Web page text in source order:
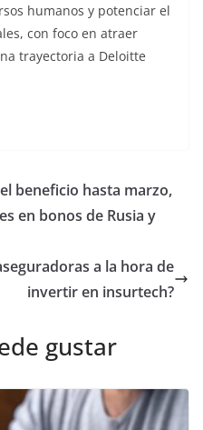
humanos y potenciar el
con foco en atraer
trayectoria a Deloitte
beneficio hasta marzo,
en bonos de Rusia y
a la hora de
invertir en insurtech?
gustar